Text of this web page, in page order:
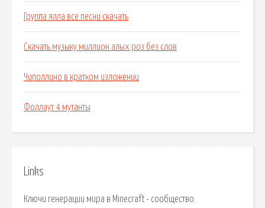
Группа ялла все песни скачать
Скачать музыку миллион алых роз без слов
Чиполлино в кратком изложении
Фоллаут 4 мутанты
Links
Ключи генерации мира в Minecraft - сообщество.